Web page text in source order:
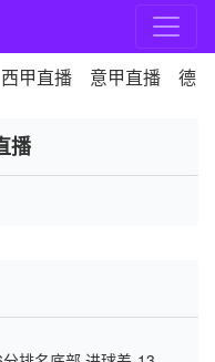
西甲直播 意甲直播 德
播